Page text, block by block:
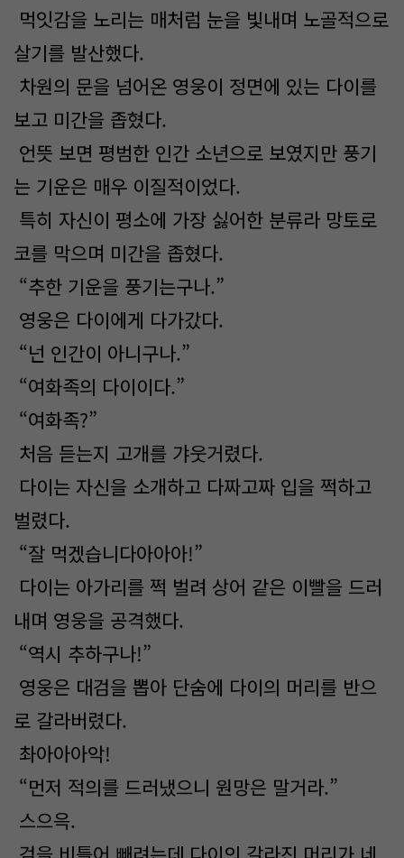
먹잇감을 노리는 매처럼 눈을 빛내며 노골적으로
살기를 발산했다.
차원의 문을 넘어온 영웅이 정면에 있는 다이를
보고 미간을 좁혔다.
언뜻 보면 평범한 인간 소년으로 보였지만 풍기
는 기운은 매우 이질적이었다.
특히 자신이 평소에 가장 싫어한 분류라 망토로
코를 막으며 미간을 좁혔다.
“추한 기운을 풍기는구나.”
영웅은 다이에게 다가갔다.
“넌 인간이 아니구나.”
“여화족의 다이이다.”
“여화족?”
처음 듣는지 고개를 갸웃거렸다.
다이는 자신을 소개하고 다짜고짜 입을 쩍하고
벌렸다.
“잘 먹겠습니다아아아!”
다이는 아가리를 쩍 벌려 상어 같은 이빨을 드러
내며 영웅을 공격했다.
“역시 추하구나!”
영웅은 대검을 뽑아 단숨에 다이의 머리를 반으
로 갈라버렸다.
촤아아아악!
“먼저 적의를 드러냈으니 원망은 말거라.”
스으윽.